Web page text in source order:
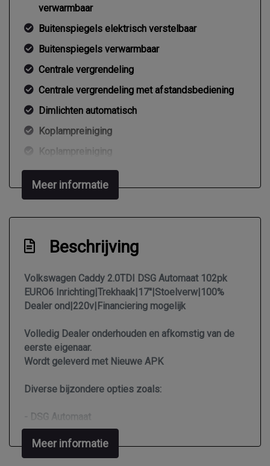
verwarmbaar
Buitenspiegels elektrisch verstelbaar
Buitenspiegels verwarmbaar
Centrale vergrendeling
Centrale vergrendeling met afstandsbediening
Dimlichten automatisch
Koplampreiniging
Koplampreiniging
Ruitensproeiers/wisserbladen verwarmbaar
Trekhaak
Overige
Anti blokkeer systeem
Anti doorslip regeling
Bestuurdersairbag
Bluetooth
Brake assist system
Elektronisch sper differentieel
Hoofd airbag(s) voor
Luxe stoffen bekleding
Meer informatie
Beschrijving
Volkswagen Caddy 2.0TDI DSG Automaat 102pk
EURO6 Inrichting|Trekhaak|17''|Stoelverw|100%
Dealer ond|220v|Financiering mogelijk
Volledig Dealer onderhouden en afkomstig van de
eerste eigenaar.
Wordt geleverd met Nieuwe APK
Diverse bijzondere opties zoals:
- DSG Automaat
- Euro6
- Trekhaak
- Cruise control
Meer informatie